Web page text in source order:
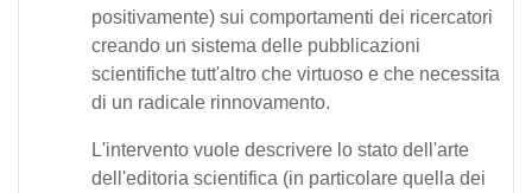
positivamente) sui comportamenti dei ricercatori
creando un sistema delle pubblicazioni
scientifiche tutt'altro che virtuoso e che necessita
di un radicale rinnovamento.
L'intervento vuole descrivere lo stato dell'arte
dell'editoria scientifica (in particolare quella dei